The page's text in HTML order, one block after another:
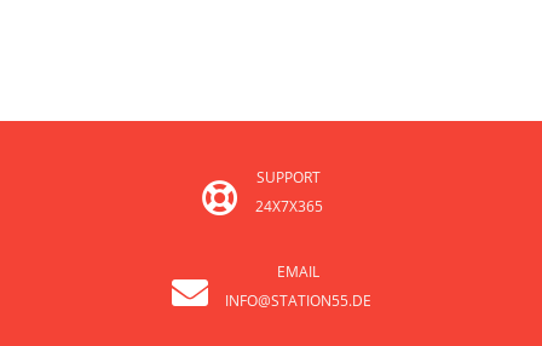
SUPPORT
24X7X365
EMAIL
INFO@STATION55.DE